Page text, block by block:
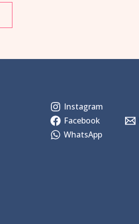
Instagram
Facebook
WhatsApp